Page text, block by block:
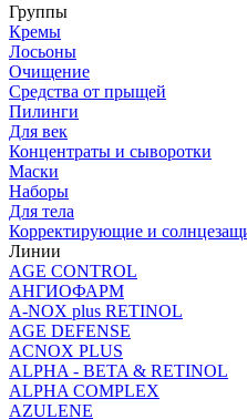
Группы
Кремы
Лосьоны
Очищение
Средства от прыщей
Пилинги
Для век
Концентраты и сыворотки
Маски
Наборы
Для тела
Корректирующие и
Линии
AGE CONTROL
АНГИОФАРМ
A-NOX plus RETINOL
AGE DEFENSE
ACNOX PLUS
ALPHA - BETA & RETINOL
ALPHA COMPLEX
AZULENE